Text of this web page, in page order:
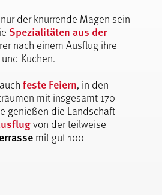
der knurrende Magen sein
Spezialitäten aus der
nach einem Ausflug ihre
Kuchen.
feste Feiern, in den
mit insgesamt 170
genießen die Landschaft
von der teilweise
mit gut 100